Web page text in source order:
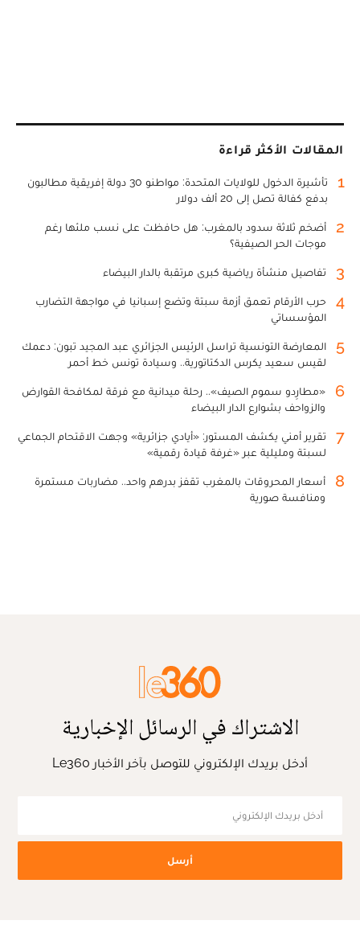
المقالات الأكثر قراءة
1
تأشيرة الدخول للولايات المتحدة: مواطنو 30 دولة إفريقية مطالبون
بدفع كفالة تصل إلى 20 ألف دولار
2
أضخم ثلاثة سدود بالمغرب: هل حافظت على نسب ملئها رغم
موجات الحر الصيفية؟
3 تفاصيل منشأة رياضية كبرى مرتقبة بالدار البيضاء
4
حرب الأرقام تعمق أزمة سبتة وتضع إسبانيا في مواجهة التضارب
المؤسساتي
5
المعارضة التونسية تراسل الرئيس الجزائري عبد المجيد تبون: دعمك
لقيس سعيد يكرس الدكتاتورية.. وسيادة تونس خط أحمر
6
«مطارِدو سموم الصيف».. رحلة ميدانية مع فرقة لمكافحة القوارض
والزواحف بشوارع الدار البيضاء
7
تقرير أمني يكشف المستور: «أيادي جزائرية» وجهت الاقتحام الجماعي
لسبتة ومليلية عبر «غرفة قيادة رقمية»
8
أسعار المحروقات بالمغرب تقفز بدرهم واحد.. مضاربات مستمرة
ومنافسة صورية
الاشتراك في الرسائل الإخبارية
أدخل بريدك الإلكتروني للتوصل بآخر الأخبار Le360
أرسل